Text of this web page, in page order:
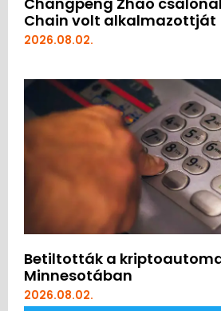
Chain volt alkalmazottját
2026.08.02.
Betiltották a
Minnesotában
2026.08.02.